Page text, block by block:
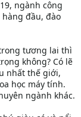
ngành công
đầu, đào
tương lai thì
không? Có lẽ
nhất thế giới,
học máy tính.
ngành khác.